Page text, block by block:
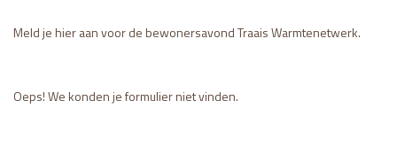
Meld je hier aan voor de bewonersavond Traais Warmtenetwerk.
Oeps! We konden je formulier niet vinden.